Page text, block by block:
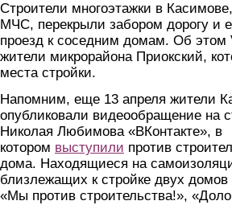
Строители многоэтажки в
МЧС, перекрыли забором дорогу и
проезд к соседним домам. Об
жители микрорайона Приокский,
места стройки.
Напомним, еще 13 апреля жители
опубликовали видеообращение на
Николая Любимова «ВКонтакте», в
котором выступили против
дома. Находящиеся на
близлежащих к стройке двух домов
«Мы против строительства!»,